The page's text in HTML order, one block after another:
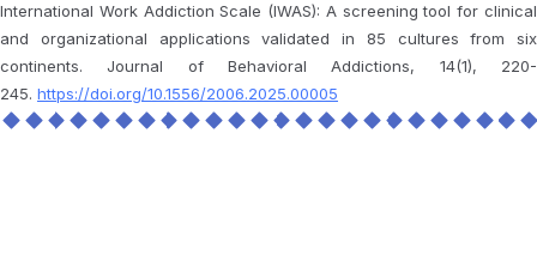
International Work Addiction Scale (IWAS): A screening tool for clinical
and organizational applications validated in 85 cultures from six
continents. Journal of Behavioral Addictions, 14(1), 220-
245. https://doi.org/10.1556/2006.2025.00005